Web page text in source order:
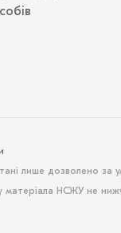
лише дозволено за
матеріала НСЖУ не